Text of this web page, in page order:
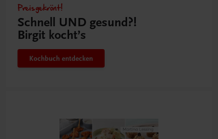
Preisgekrönt!
Schnell UND gesund?!
Birgit kocht’s
Kochbuch entdecken